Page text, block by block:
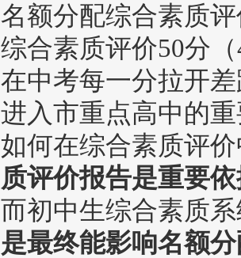
名额分配综合素质
综合素质评价50分（
在中考每一分拉开
进入市重点高中的
如何在综合素质评
质评价报告是重要
而初中生综合素质
是最终能影响名额